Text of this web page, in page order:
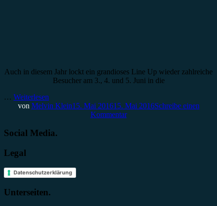
Auch in diesem Jahr lockt ein grandioses Line Up wieder zahlreiche
Besucher am 3., 4. und 5. Juni in die
… Weiterlesen
von Melvin Klein15. Mai 201615. Mai 2016Schreibe einen
Kommentar
Social Media.
Legal
Datenschutzerklärung
Unterseiten.